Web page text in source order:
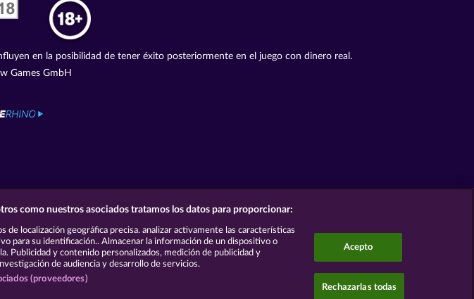
en la posibilidad de tener éxito posteriormente en el juego con dinero real.
Games GmbH
como nuestros asociados tratamos los datos para proporcionar:
de localización geográfica precisa. analizar activamente las características
para su identificación.. Almacenar la información de un dispositivo o
Publicidad y contenido personalizados, medición de publicidad y
de audiencia y desarrollo de servicios.
(proveedores)
Acepto
Rechazarlas todas